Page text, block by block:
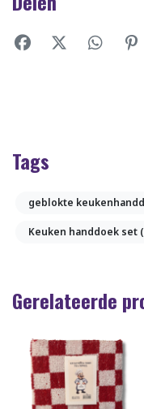
Tags
geblokte
Keuken handdoek set
Gerelateerde